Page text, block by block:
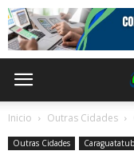
Inicio Outras Cidades
Outras Cidades